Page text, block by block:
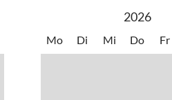
2026
Mo Di Mi Do Fr